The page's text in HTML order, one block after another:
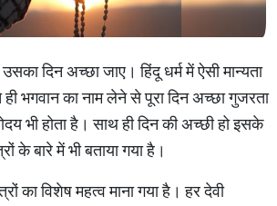
दिन अच्छा जाए। हिंदू धर्म में ऐसी मान्यता
भगवान का नाम लेने से पूरा दिन अच्छा गुजरता
भी होता है। साथ ही दिन की अच्छी हो इसके
के बारे में भी बताया गया है।
का विशेष महत्व माना गया है। हर देवी